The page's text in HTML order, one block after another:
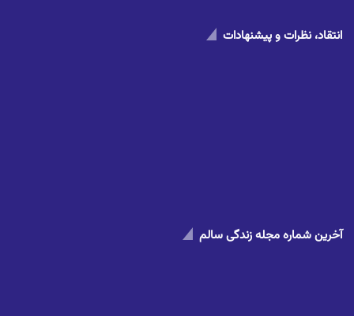
انتقاد، نظرات و پیشنهادات
آخرین شماره مجله زندگی سالم